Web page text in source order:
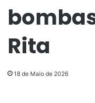
Rita
18 de Maio de 2026